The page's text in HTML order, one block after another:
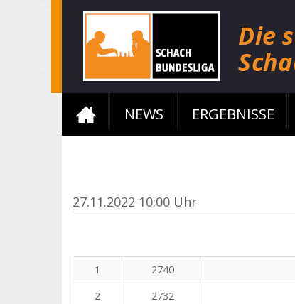
NEWS ERGEBNISSE
27.11.2022 10:00 Uhr
1 2740
2
2732